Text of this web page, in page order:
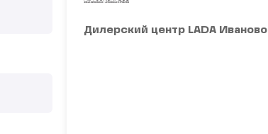
Дилерский центр LADA Иваново